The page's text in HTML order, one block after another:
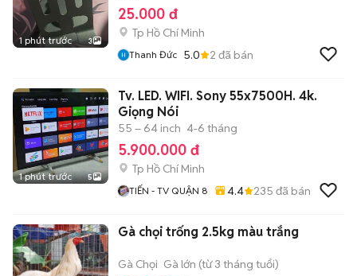
1 phút trước 3
25.000 đ
Tp Hồ Chí Minh
Thanh Đức 5.0 2 đã bán
1 phút trước 5
Tv. LED. WIFI. Sony 55x7500H. 4k.
Giọng Nói
55 – 64 inch 4-6 tháng
5.900.000 đ
Tp Hồ Chí Minh
TIẾN - TV QUẬN 8 4.4 235 đã bán
Gà chọi trống 2.5kg màu trắng
Gà Chọi Gà lớn (từ 3 tháng tuổi)